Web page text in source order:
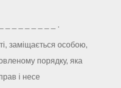
_ _ _ _ _ _ _ _ .
заміщається особою,
порядку, яка
і несе